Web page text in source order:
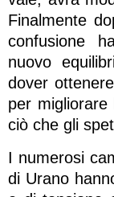
Finalmente
confusione
nuovo
dover
per
ciò che gli
I numerosi
di Urano